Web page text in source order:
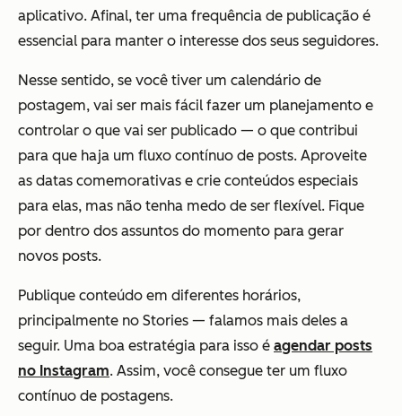
aplicativo. Afinal, ter uma frequência de publicação é
essencial para manter o interesse dos seus seguidores.
Nesse sentido, se você tiver um calendário de
postagem, vai ser mais fácil fazer um planejamento e
controlar o que vai ser publicado — o que contribui
para que haja um fluxo contínuo de posts. Aproveite
as datas comemorativas e crie conteúdos especiais
para elas, mas não tenha medo de ser flexível. Fique
por dentro dos assuntos do momento para gerar
novos posts.
Publique conteúdo em diferentes horários,
principalmente no Stories — falamos mais deles a
seguir. Uma boa estratégia para isso é agendar posts
no Instagram. Assim, você consegue ter um fluxo
contínuo de postagens.